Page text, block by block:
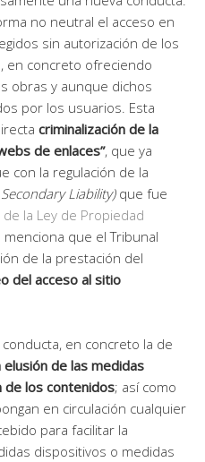
no neutral el acceso en
sin autorización de los
en concreto ofreciendo
obras y aunque dichos
por los usuarios. Esta
criminalización de la
de enlaces”, que ya
con la regulación de la
Secondary Liability) que fue
la Ley de Propiedad
que el Tribunal
de la prestación del
del acceso al sitio
en concreto la de
elusión de las medidas
de los contenidos; así como
en circulación cualquier
para facilitar la
dispositivos o medidas